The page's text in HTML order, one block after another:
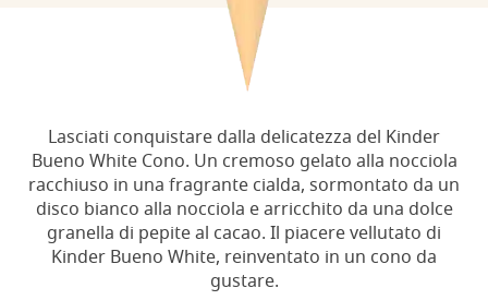
Lasciati conquistare dalla delicatezza del Kinder
Bueno White Cono. Un cremoso gelato alla nocciola
racchiuso in una fragrante cialda, sormontato da un
disco bianco alla nocciola e arricchito da una dolce
granella di pepite al cacao. Il piacere vellutato di
Kinder Bueno White, reinventato in un cono da
gustare.